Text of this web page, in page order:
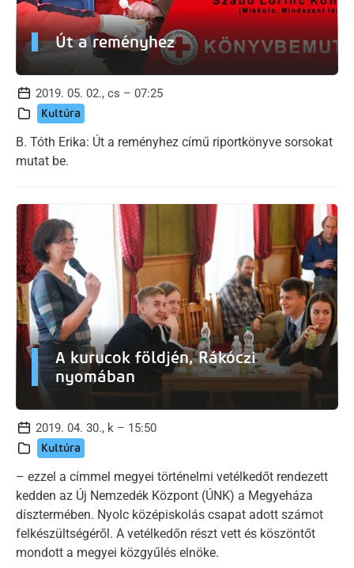
Út a reményhez
2019. 05. 02., cs – 07:25
Kultúra
B. Tóth Erika: Út a reményhez című riportkönyve sorsokat
mutat be.
A kurucok földjén, Rákóczi
nyomában
2019. 04. 30., k – 15:50
Kultúra
– ezzel a címmel megyei történelmi vetélkedőt rendezett
kedden az Új Nemzedék Központ (ÚNK) a Megyeháza
dísztermében. Nyolc középiskolás csapat adott számot
felkészültségéről. A vetélkedőn részt vett és köszöntőt
mondott a megyei közgyűlés elnöke.